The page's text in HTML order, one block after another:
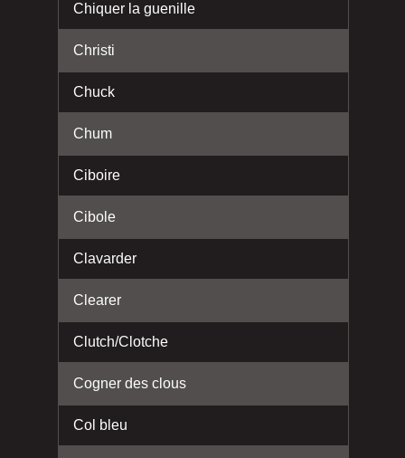
Chiquer la guenille
Christi
Chuck
Chum
Ciboire
Cibole
Clavarder
Clearer
Clutch/Clotche
Cogner des clous
Col bleu